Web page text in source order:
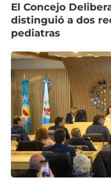
El Concejo
distinguió a dos
pediatras